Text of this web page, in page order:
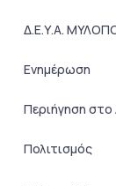
Δ.Ε.Υ.Α.
Ενημέρωση
Περιήγηση στο
Πολιτισμός